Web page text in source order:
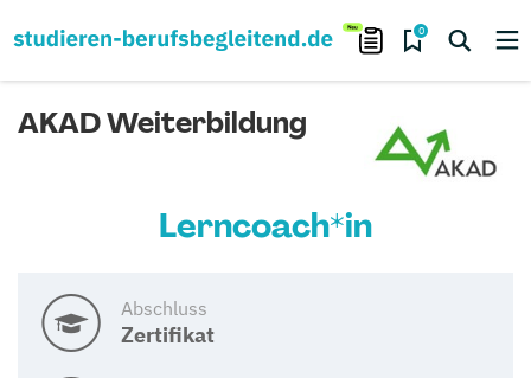
0
AKAD Weiterbildung
Lerncoach*in
Abschluss
Zertifikat